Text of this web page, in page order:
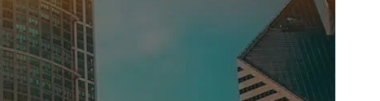
最終更新日
2026年5月18日
有効インストール数
7,000+
WordPress バージョン
PHP バージョン